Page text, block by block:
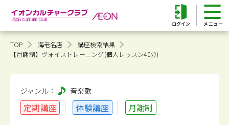
ログイン
TOP 海老名店
講座検索結果
【月謝制】ヴォイストレーニング(個人レッスン40分)
ジャンル： 音楽歌
定期講座 体験講座 月謝制